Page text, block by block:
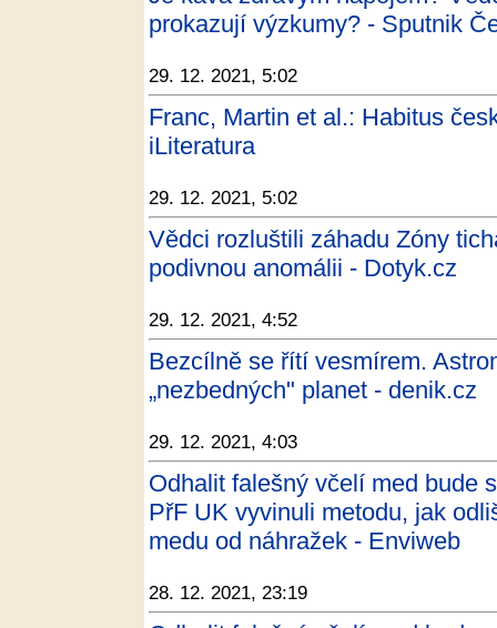
prokazují výzkumy? - Sputnik
29. 12. 2021, 5:02
Franc, Martin et al.: Habitus
iLiteratura
29. 12. 2021, 5:02
Vědci rozluštili záhadu Zóny
podivnou anomálii - Dotyk.cz
29. 12. 2021, 4:52
Bezcílně se řítí vesmírem.
„nezbedných" planet - denik.cz
29. 12. 2021, 4:03
Odhalit falešný včelí med bude
PřF UK vyvinuli metodu, jak
medu od náhražek - Enviweb
28. 12. 2021, 23:19